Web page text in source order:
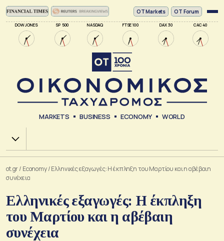
DOW JONES SP 500 NASDAQ FTSE 100 DAX 30 CAC 40
ΟΤ Markets OT Forum
MARKETS BUSINESS ECONOMY WORLD
Χ.Α.
ot.gr/ Economy/Ελληνικές εξαγωγές: Η έκπληξη του Μαρτίου και η αβέβαιη
συνέχεια
Ελληνικές εξαγωγές: Η έκπληξη
του Μαρτίου και η αβέβαιη
συνέχεια